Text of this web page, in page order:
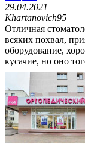
29.04.2021
Khartanovich95
Отличная
всяких похвал,
оборудование,
кусачие, но оно